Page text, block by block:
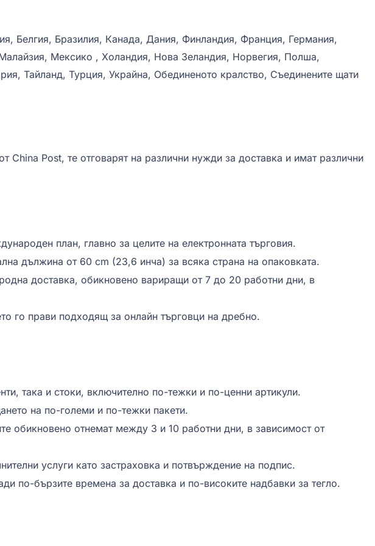
Белгия, Бразилия, Канада, Дания, Финландия, Франция, Германия,
Мексико , Холандия, Нова Зеландия, Норвегия, Полша,
Тайланд, Турция, Украйна, Обединеното кралство, Съединените щати
Post, те отговарят на различни нужди за доставка и имат различни
план, главно за целите на електронната търговия.
дължина от 60 cm (23,6 инча) за всяка страна на опаковката.
доставка, обикновено вариращи от 7 до 20 работни дни, в
го прави подходящ за онлайн търговци на дребно.
така и стоки, включително по-тежки и по-ценни артикули.
на по-големи и по-тежки пакети.
обикновено отнемат между 3 и 10 работни дни, в зависимост от
услуги като застраховка и потвърждение на подпис.
по-бързите времена за доставка и по-високите надбавки за тегло.